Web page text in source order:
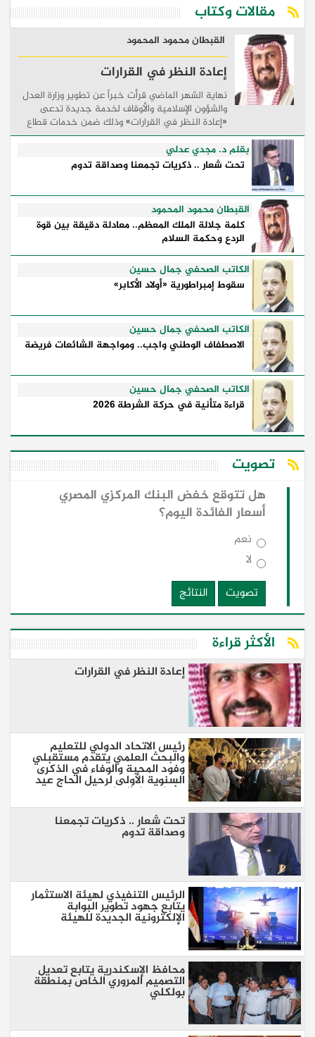
مقالات وكتاب
القبطان محمود المحمود
إعادة النظر في القرارات
نهاية الشهر الماضي قرأت خبراً عن تطوير وزارة العدل
والشؤون الإسلامية والأوقاف لخدمة جديدة تدعى
«إعادة النظر في القرارات» وذلك ضمن خدمات قطاع
القاصرين بحيث تتيح للخاضعين للولاية والقائمين على
...
بقلم د. مجدي عدلي
تحت شعار .. ذكريات تجمعنا وصداقة تدوم
القبطان محمود المحمود
كلمة جلالة الملك المعظم.. معادلة دقيقة بين قوة
الردع وحكمة السلام
الكاتب الصحفي جمال حسين
سقوط إمبراطورية «أولاد الأكابر»
الكاتب الصحفي جمال حسين
الاصطفاف الوطني واجب.. ومواجهة الشائعات فريضة
الكاتب الصحفي جمال حسين
قراءة متأنية في حركة الشرطة 2026
تصويت
هل تتوقع خفض البنك المركزي المصري
أسعار الفائدة اليوم؟
نعم
لا
تصويت
النتائج
الأكثر قراءة
إعادة النظر في القرارات
رئيس الاتحاد الدولي للتعليم
والبحث العلمي يتقدم مستقبلي
وفود المحبة والوفاء في الذكرى
السنوية الأولى لرحيل الحاج عيد
عثمان بدار السلام
تحت شعار .. ذكريات تجمعنا
وصداقة تدوم
الرئيس التنفيذي لهيئة الاستثمار
يتابع جهود تطوير البوابة
الإلكترونية الجديدة للهيئة
محافظ الإسكندرية يتابع تعديل
التصميم المروري الخاص بمنطقة
بولكلي